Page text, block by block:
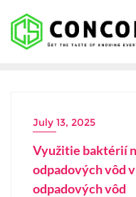
content
July 13, 2025
Využitie baktérií
odpadových vôd
odpadových vôd